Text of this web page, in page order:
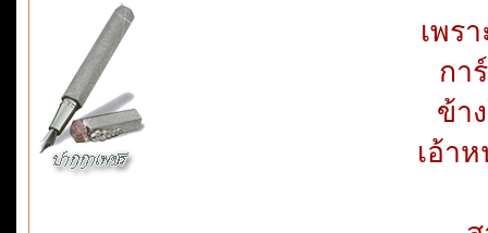
เพร
กา
ข้า
เอ้า